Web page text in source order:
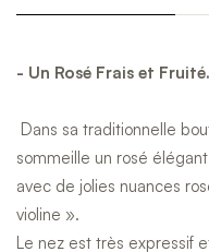
- Un Rosé Frais et Fruité.
Dans sa traditionnelle
sommeille un rosé
avec de jolies nuances
violine ».
Le nez est très expressif